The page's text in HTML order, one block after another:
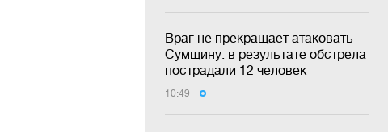
Враг не прекращает атаковать
Сумщину: в результате обстрела
пострадали 12 человек
10:49